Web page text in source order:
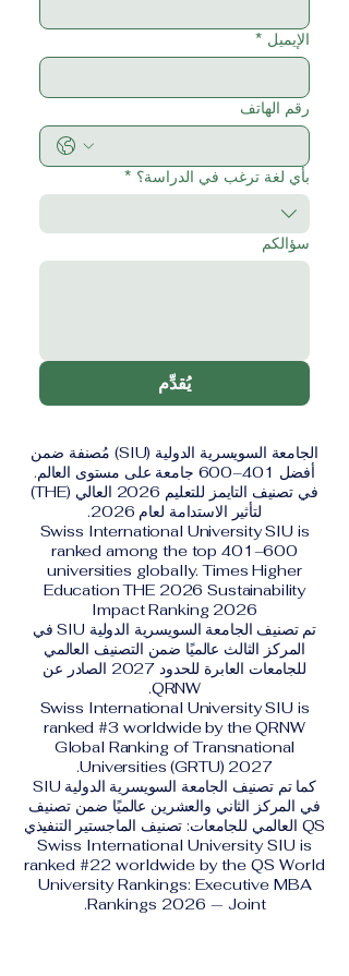
الإيميل *
رقم الهاتف
بأي لغة ترغب في الدراسة؟ *
سؤالكم
يُقدِّم
الجامعة السويسرية الدولية (SIU) مُصنفة ضمن
أفضل 401–600 جامعة على مستوى العالم.
في تصنيف التايمز للتعليم 2026 العالي (THE)
لتأثير الاستدامة لعام 2026.
Swiss International University SIU is
ranked among the top 401–600
universities globally. Times Higher
Education THE 2026 Sustainability
Impact Ranking 2026
تم تصنيف الجامعة السويسرية الدولية SIU في
المركز الثالث عالميًا ضمن التصنيف العالمي
للجامعات العابرة للحدود 2027 الصادر عن
QRNW.
Swiss International University SIU is
ranked #3 worldwide by the QRNW
Global Ranking of Transnational
Universities (GRTU) 2027.
كما تم تصنيف الجامعة السويسرية الدولية SIU
في المركز الثاني والعشرين عالميًا ضمن تصنيف
QS العالمي للجامعات: تصنيف الماجستير التنفيذي
Swiss International University SIU is
ranked #22 worldwide by the QS World
University Rankings: Executive MBA
Rankings 2026 — Joint.